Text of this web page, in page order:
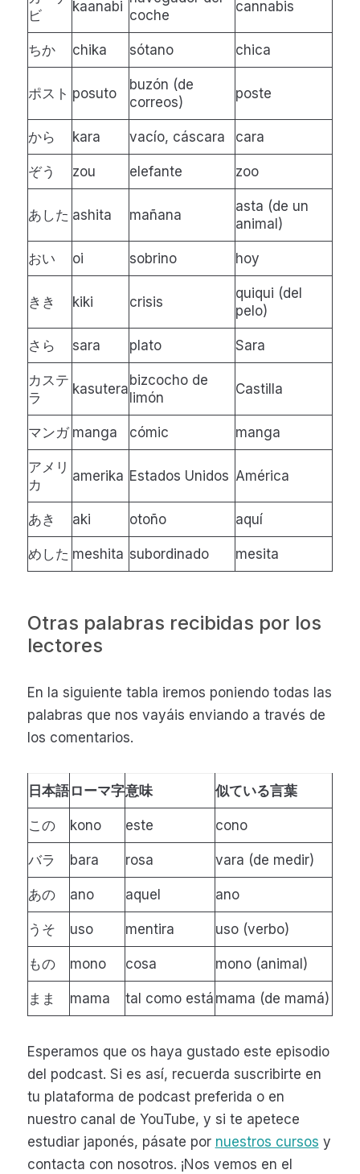
ビ
kaanabi
coche
cannabis
ちか chika sótano chica
ポスト posuto
buzón (de
correos)
poste
から kara vacío, cáscara cara
ぞう zou elefante zoo
あした ashita mañana
asta (de un
animal)
おい oi sobrino hoy
きき kiki crisis
quiqui (del
pelo)
さら sara plato Sara
カステ
ラ
kasutera
bizcocho de
limón
Castilla
マンガ manga cómic manga
アメリ
カ
amerika Estados Unidos América
あき aki otoño aquí
めした meshita subordinado mesita
Otras palabras recibidas por los
lectores
En la siguiente tabla iremos poniendo todas las
palabras que nos vayáis enviando a través de
los comentarios.
日本語 ローマ字意味 似ている言葉
この kono este cono
バラ bara rosa vara (de medir)
あの ano aquel ano
うそ uso mentira uso (verbo)
もの mono cosa mono (animal)
まま mama tal como está mama (de mamá)
Esperamos que os haya gustado este episodio
del podcast. Si es así, recuerda suscribirte en
tu plataforma de podcast preferida o en
nuestro canal de YouTube, y si te apetece
estudiar japonés, pásate por nuestros cursos y
contacta con nosotros. ¡Nos vemos en el